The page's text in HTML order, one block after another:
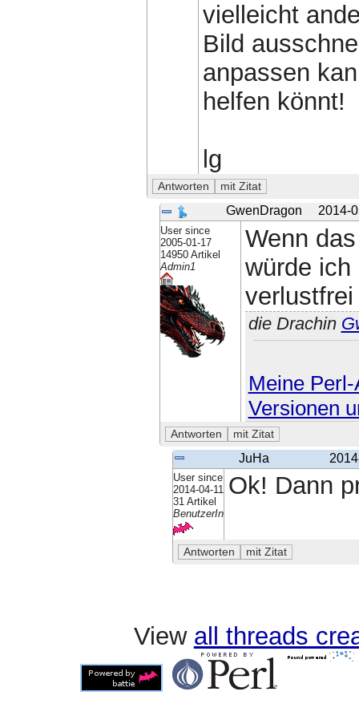
vielleicht
Bild
anpassen
helfen könnt!
lg
GwenDragon 2014-
User since
2005-01-17
14950 Artikel
Admin1
Wenn
würde
die Drachin
Meine
Versionen
JuHa
User since
2014-04-11
31 Artikel
BenutzerIn
Ok! Dann
View all threads